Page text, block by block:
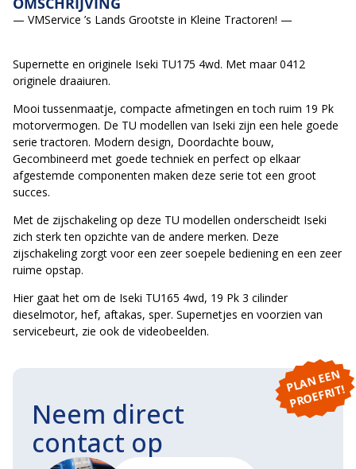
— VMService ’s Lands Grootste in Kleine Tractoren! —
Supernette en originele Iseki TU175 4wd. Met maar 0412
originele draaiuren.
Mooi tussenmaatje, compacte afmetingen en toch ruim 19 Pk
motorvermogen. De TU modellen van Iseki zijn een hele goede
serie tractoren. Modern design, Doordachte bouw,
Gecombineerd met goede techniek en perfect op elkaar
afgestemde componenten maken deze serie tot een groot
succes.
Met de zijschakeling op deze TU modellen onderscheidt Iseki
zich sterk ten opzichte van de andere merken. Deze
zijschakeling zorgt voor een zeer soepele bediening en een zeer
ruime opstap.
Hier gaat het om de Iseki TU165 4wd, 19 Pk 3 cilinder
dieselmotor, hef, aftakas, sper. Supernetjes en voorzien van
servicebeurt, zie ook de videobeelden.
P
L
A
N
E
E
N
P
R
O
E
F
RI
T!
Neem direct
contact op